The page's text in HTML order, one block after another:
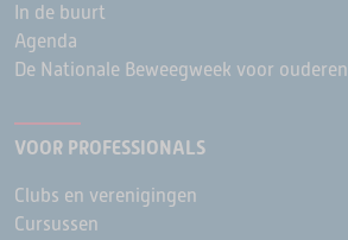
In de buurt
Agenda
De Nationale Beweegweek voor ouderen
VOOR PROFESSIONALS
Clubs en verenigingen
Cursussen